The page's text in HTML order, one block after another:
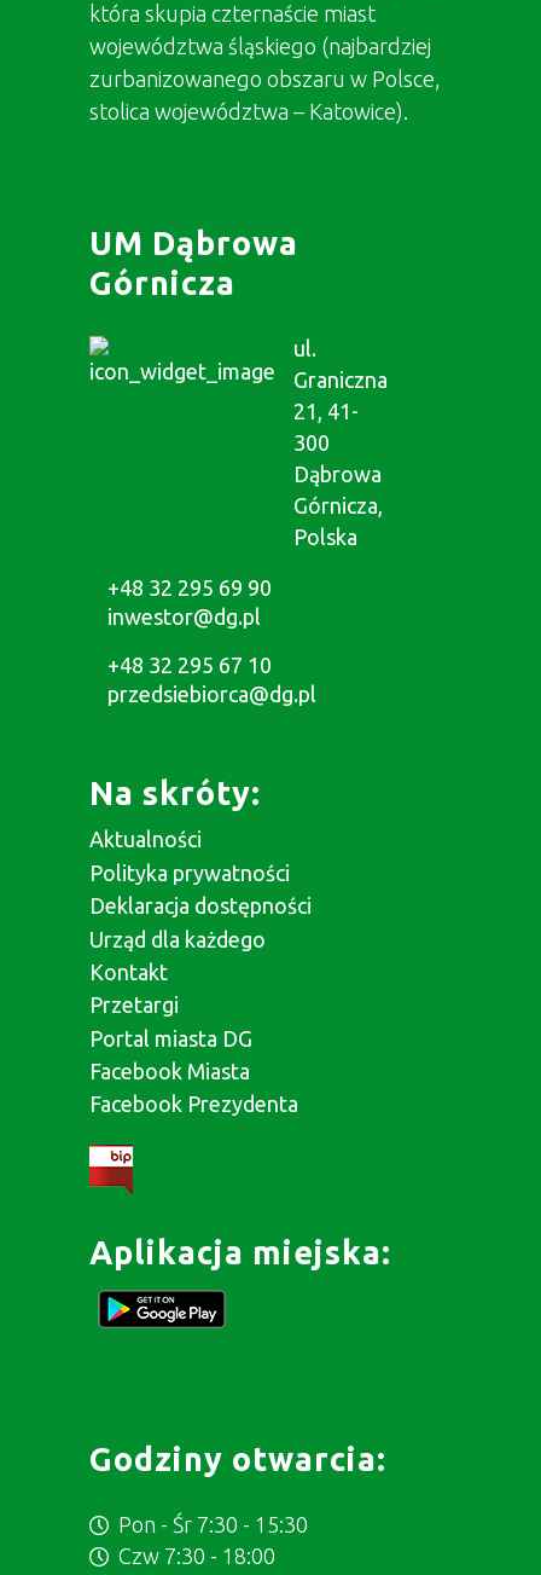
która skupia czternaście miast
województwa śląskiego (najbardziej
zurbanizowanego obszaru w Polsce,
stolica województwa – Katowice).
UM Dąbrowa
Górnicza
ul.
Graniczna
21, 41-
300
Dąbrowa
Górnicza,
Polska
+48 32 295 69 90
inwestor@dg.pl
+48 32 295 67 10
przedsiebiorca@dg.pl
Na skróty:
Aktualności
Polityka prywatności
Deklaracja dostępności
Urząd dla każdego
Kontakt
Przetargi
Portal miasta DG
Facebook Miasta
Facebook Prezydenta
Aplikacja miejska:
Godziny otwarcia:
Pon - Śr 7:30 - 15:30
Czw 7:30 - 18:00